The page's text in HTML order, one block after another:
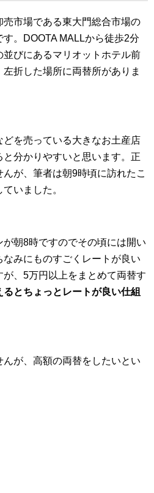
市場である東大門総合市場の
。DOOTA MALLから徒歩2分
びにあるマリオットホテル前
折した場所に両替所がありま
を売っている大きなお土産店
分かりやすいと思います。正
が、筆者は朝9時頃に訪れたこ
いました。
朝8時ですのでその頃には開い
みにものすごくレートが良い
、5万円以上をまとめて両替す
るとちょっとレートが良い仕組
が、高額の両替をしたいとい